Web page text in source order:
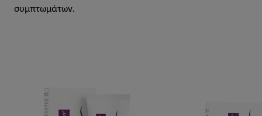
συμπτωμάτων.